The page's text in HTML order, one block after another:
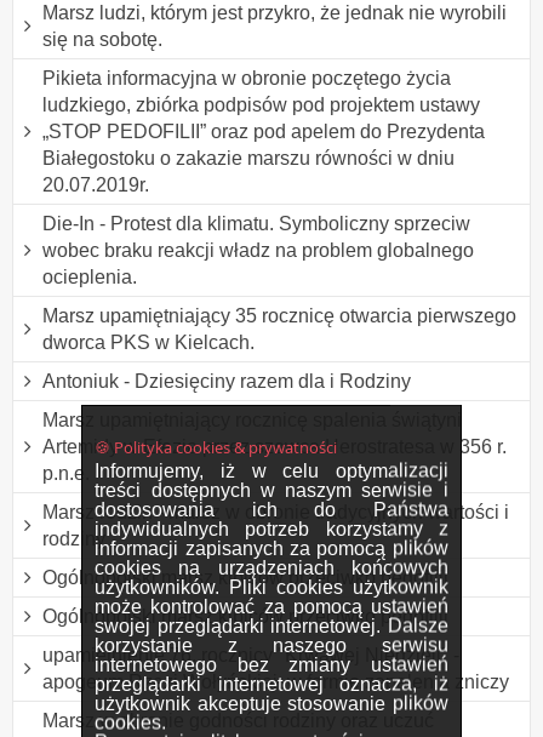
🍪 Polityka cookies & prywatności
Informujemy, iż w celu optymalizacji
treści dostępnych w naszym serwisie i
dostosowania ich do Państwa
indywidualnych potrzeb korzystamy z
informacji zapisanych za pomocą plików
cookies na urządzeniach końcowych
użytkowników. Pliki cookies użytkownik
może kontrolować za pomocą ustawień
swojej przeglądarki internetowej. Dalsze
korzystanie z naszego serwisu
internetowego bez zmiany ustawień
przeglądarki internetowej oznacza, iż
użytkownik akceptuje stosowanie plików
cookies.
Marsz ludzi, którym jest przykro, że jednak nie wyrobili
się na sobotę.
Pikieta informacyjna w obronie poczętego życia
ludzkiego, zbiórka podpisów pod projektem ustawy
„STOP PEDOFILII” oraz pod apelem do Prezydenta
Białegostoku o zakazie marszu równości w dniu
20.07.2019r.
Die-In - Protest dla klimatu. Symboliczny sprzeciw
wobec braku reakcji władz na problem globalnego
ocieplenia.
Marsz upamiętniający 35 rocznicę otwarcia pierwszego
dworca PKS w Kielcach.
Antoniuk - Dziesięciny razem dla i Rodziny
Marsz upamiętniający rocznicę spalenia świątyni
Artemidy w Efezie przez szewca Herostratesa w 356 r.
p.n.e.
Marsz rodzin - marsz w obronie tradycyjnych wartości i
rodziny
Ogólnopolski marsz kibiców przeciwko pedofilii
Ogólnopolski marsz kibiców przeciwko pedofilii
upamiętnienie 76. rocznicy "Krwawej Niedzieli" -
apogeum Rzezi Wołyńskiej, w formie zapalenia zniczy
Marsz w obronie godności rodziny oraz uczuć